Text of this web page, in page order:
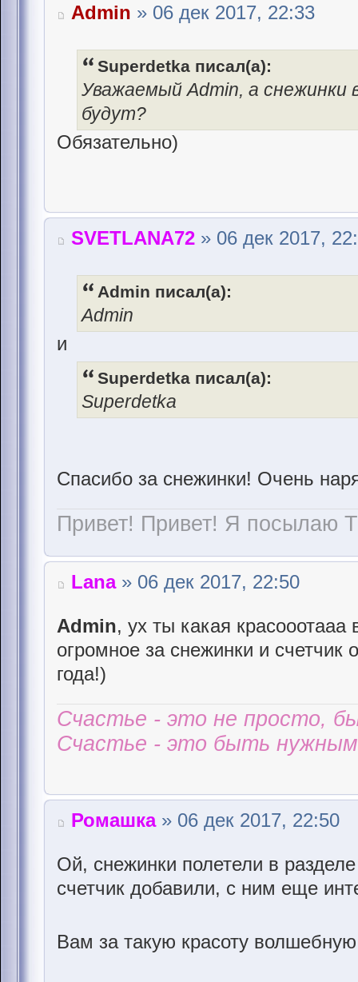
Admin » 06 дек 2017, 22:33
Superdetka писал(а):
Уважаемый Admin, а снежинки
будут?
Обязательно)
SVETLANA72 » 06 дек 2017,
Admin писал(а):
Admin
и
Superdetka писал(а):
Superdetka
Спасибо за снежинки! Очень
Привет! Привет! Я посылаю
Lana» 06 дек 2017, 22:50
Admin, ух ты какая красооотааа
огромное за снежинки и
года!)
Счастье - это не просто,
Счастье - это быть
Ромашка» 06 дек 2017, 22:50
Ой, снежинки полетели в
счетчик добавили, с ним еще
Вам за такую красоту